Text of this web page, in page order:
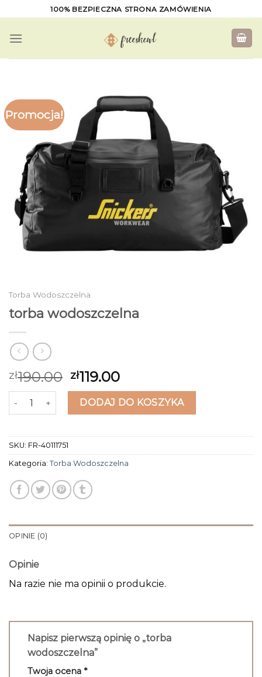
to
content
100% BEZPIECZNA STRONA ZAMÓWIENIA
Promocja!
Torba Wodoszczelna
torba wodoszczelna
zł190.00 zł119.00
ilość torba wodoszczelnaDODAJ DO KOSZYKA
SKU: FR-40111751
Kategoria: Torba Wodoszczelna
OPINIE (0)
Opinie
Na razie nie ma opinii o produkcie.
Napisz pierwszą opinię o „torba
wodoszczelna”
Twoja ocena *